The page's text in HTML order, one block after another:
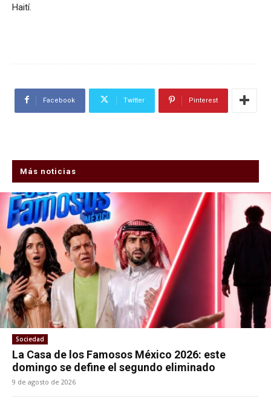
Haití.
Facebook Twitter Pinterest
Más noticias
Sociedad
La Casa de los Famosos México 2026: este
domingo se define el segundo eliminado
9 de agosto de 2026